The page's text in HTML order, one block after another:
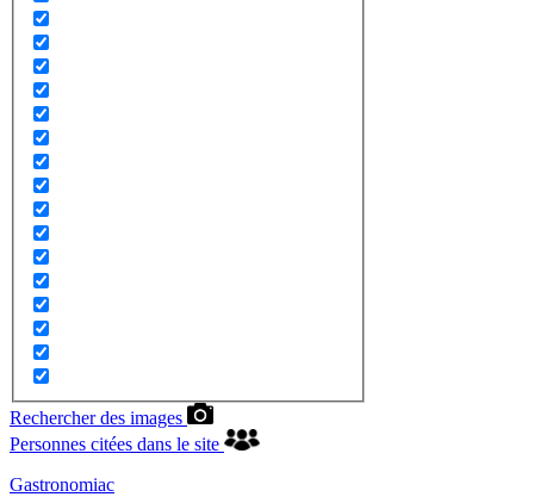
Rechercher des images
Personnes citées dans le site
Gastronomiac